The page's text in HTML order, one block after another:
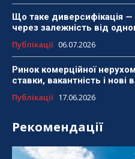
Що таке диверсифікація
через залежність від
Публікації 06.07.2026
Ринок комерційної
ставки, вакантність і нові
Публікації 17.06.2026
Рекомендації